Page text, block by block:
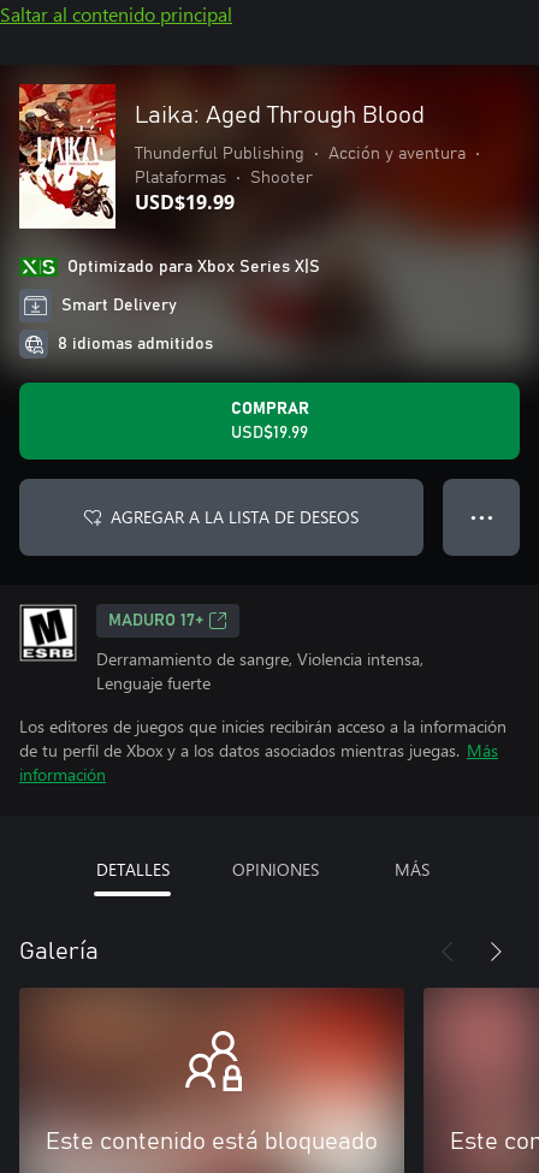
Saltar al contenido principal
Laika: Aged Through Blood
Thunderful Publishing • Acción y aventura
•
Plataformas
• Shooter
USD$19.99
Optimizado para Xbox Series X|S
Smart Delivery
8 idiomas admitidos
COMPRAR
USD$19.99
AGREGAR A LA LISTA DE DESEOS ● ● ●
MADURO 17+
Derramamiento de sangre, Violencia intensa,
Lenguaje fuerte
Los editores de juegos que inicies recibirán acceso a la información
de tu perfil de Xbox y a los datos asociados mientras juegas. Más
información
DETALLES OPINIONES MÁS
Galería
Este contenido está bloqueado Este